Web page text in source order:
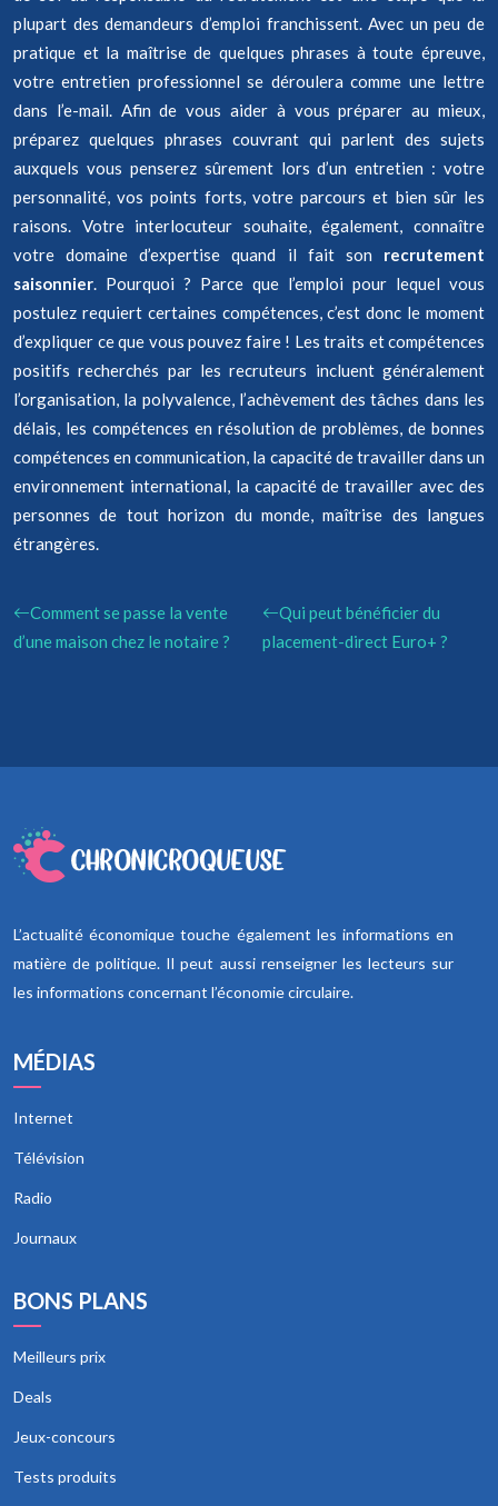
plupart des demandeurs d’emploi franchissent. Avec un peu de
pratique et la maîtrise de quelques phrases à toute épreuve,
votre entretien professionnel se déroulera comme une lettre
dans l’e-mail. Afin de vous aider à vous préparer au mieux,
préparez quelques phrases couvrant qui parlent des sujets
auxquels vous penserez sûrement lors d’un entretien : votre
personnalité, vos points forts, votre parcours et bien sûr les
raisons. Votre interlocuteur souhaite, également, connaître
votre domaine d’expertise quand il fait son recrutement
saisonnier. Pourquoi ? Parce que l’emploi pour lequel vous
postulez requiert certaines compétences, c’est donc le moment
d’expliquer ce que vous pouvez faire ! Les traits et compétences
positifs recherchés par les recruteurs incluent généralement
l’organisation, la polyvalence, l’achèvement des tâches dans les
délais, les compétences en résolution de problèmes, de bonnes
compétences en communication, la capacité de travailler dans un
environnement international, la capacité de travailler avec des
personnes de tout horizon du monde, maîtrise des langues
étrangères.
Comment se passe la vente
d’une maison chez le notaire ?
Qui peut bénéficier du
placement-direct Euro+ ?
L’actualité économique touche également les informations en
matière de politique. Il peut aussi renseigner les lecteurs sur
les informations concernant l’économie circulaire.
MÉDIAS
Internet
Télévision
Radio
Journaux
BONS PLANS
Meilleurs prix
Deals
Jeux-concours
Tests produits